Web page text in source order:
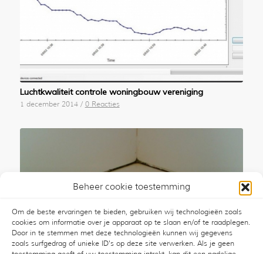
Beheer cookie toestemming
Om de beste ervaringen te bieden, gebruiken wij technologieën zoals
cookies om informatie over je apparaat op te slaan en/of te raadplegen.
Door in te stemmen met deze technologieën kunnen wij gegevens
zoals surfgedrag of unieke ID's op deze site verwerken. Als je geen
Luchtkwaliteit controle woningbouw vereniging
1 december 2014 / 0 Reacties
Schimmelvorming in kitnaden in de badkamer
26 november 2014 / 0 Reacties